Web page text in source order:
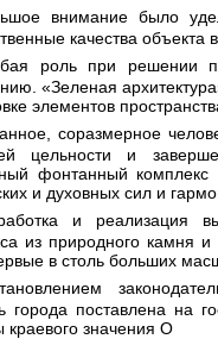
качества объекта
«Зеленая
элементов
цельности и
фонтанный
и духовных сил и
из природного камня
в столь больших
города поставлена на
краевого значения O